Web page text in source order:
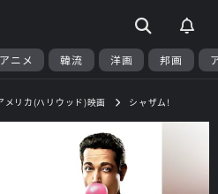
アニメ 韓流 洋画 邦画
メリカ(ハリウッド)映画 シャザム!